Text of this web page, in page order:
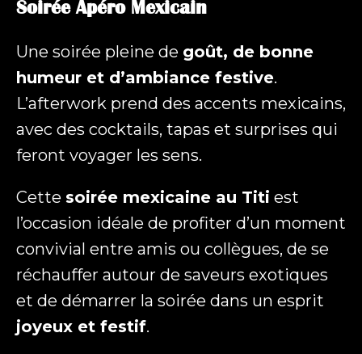
Envoyer
Soirée Apéro Mexicain
Une soirée pleine de goût, de bonne
humeur et d’ambiance festive.
L’afterwork prend des accents mexicains,
avec des cocktails, tapas et surprises qui
feront voyager les sens.
Cette soirée mexicaine au Titi est
l’occasion idéale de profiter d’un moment
convivial entre amis ou collègues, de se
réchauffer autour de saveurs exotiques
et de démarrer la soirée dans un esprit
joyeux et festif.